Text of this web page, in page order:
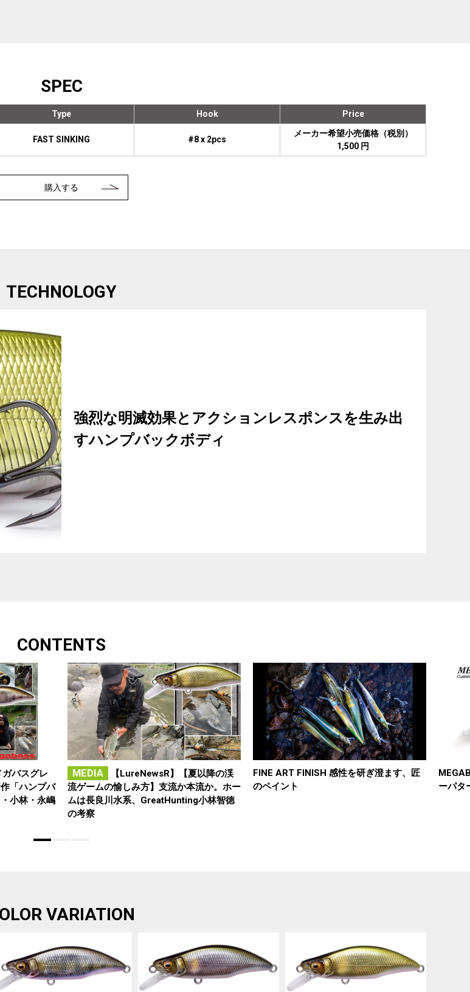
SPEC
Type
FAST SINKING
Hook
#8 x 2pcs
Price
メーカー希望小売価格（税別）
1,500 円
購入する
TECHNOLOGY
強烈な明滅効果とアクションレスポンスを生み出
すハンプバックボディ
CONTENTS
ガバスグレ
「ハンプバ
小林・永嶋
MEDIA
【LureNewsR】【夏以降の渓
流ゲームの愉しみ方】支流か本流か。ホー
ムは長良川水系、GreatHunting小林智徳
の考察
FINE ART FINISH 感性を研ぎ澄ます、匠
のペイント
ーパタ
VARIATION